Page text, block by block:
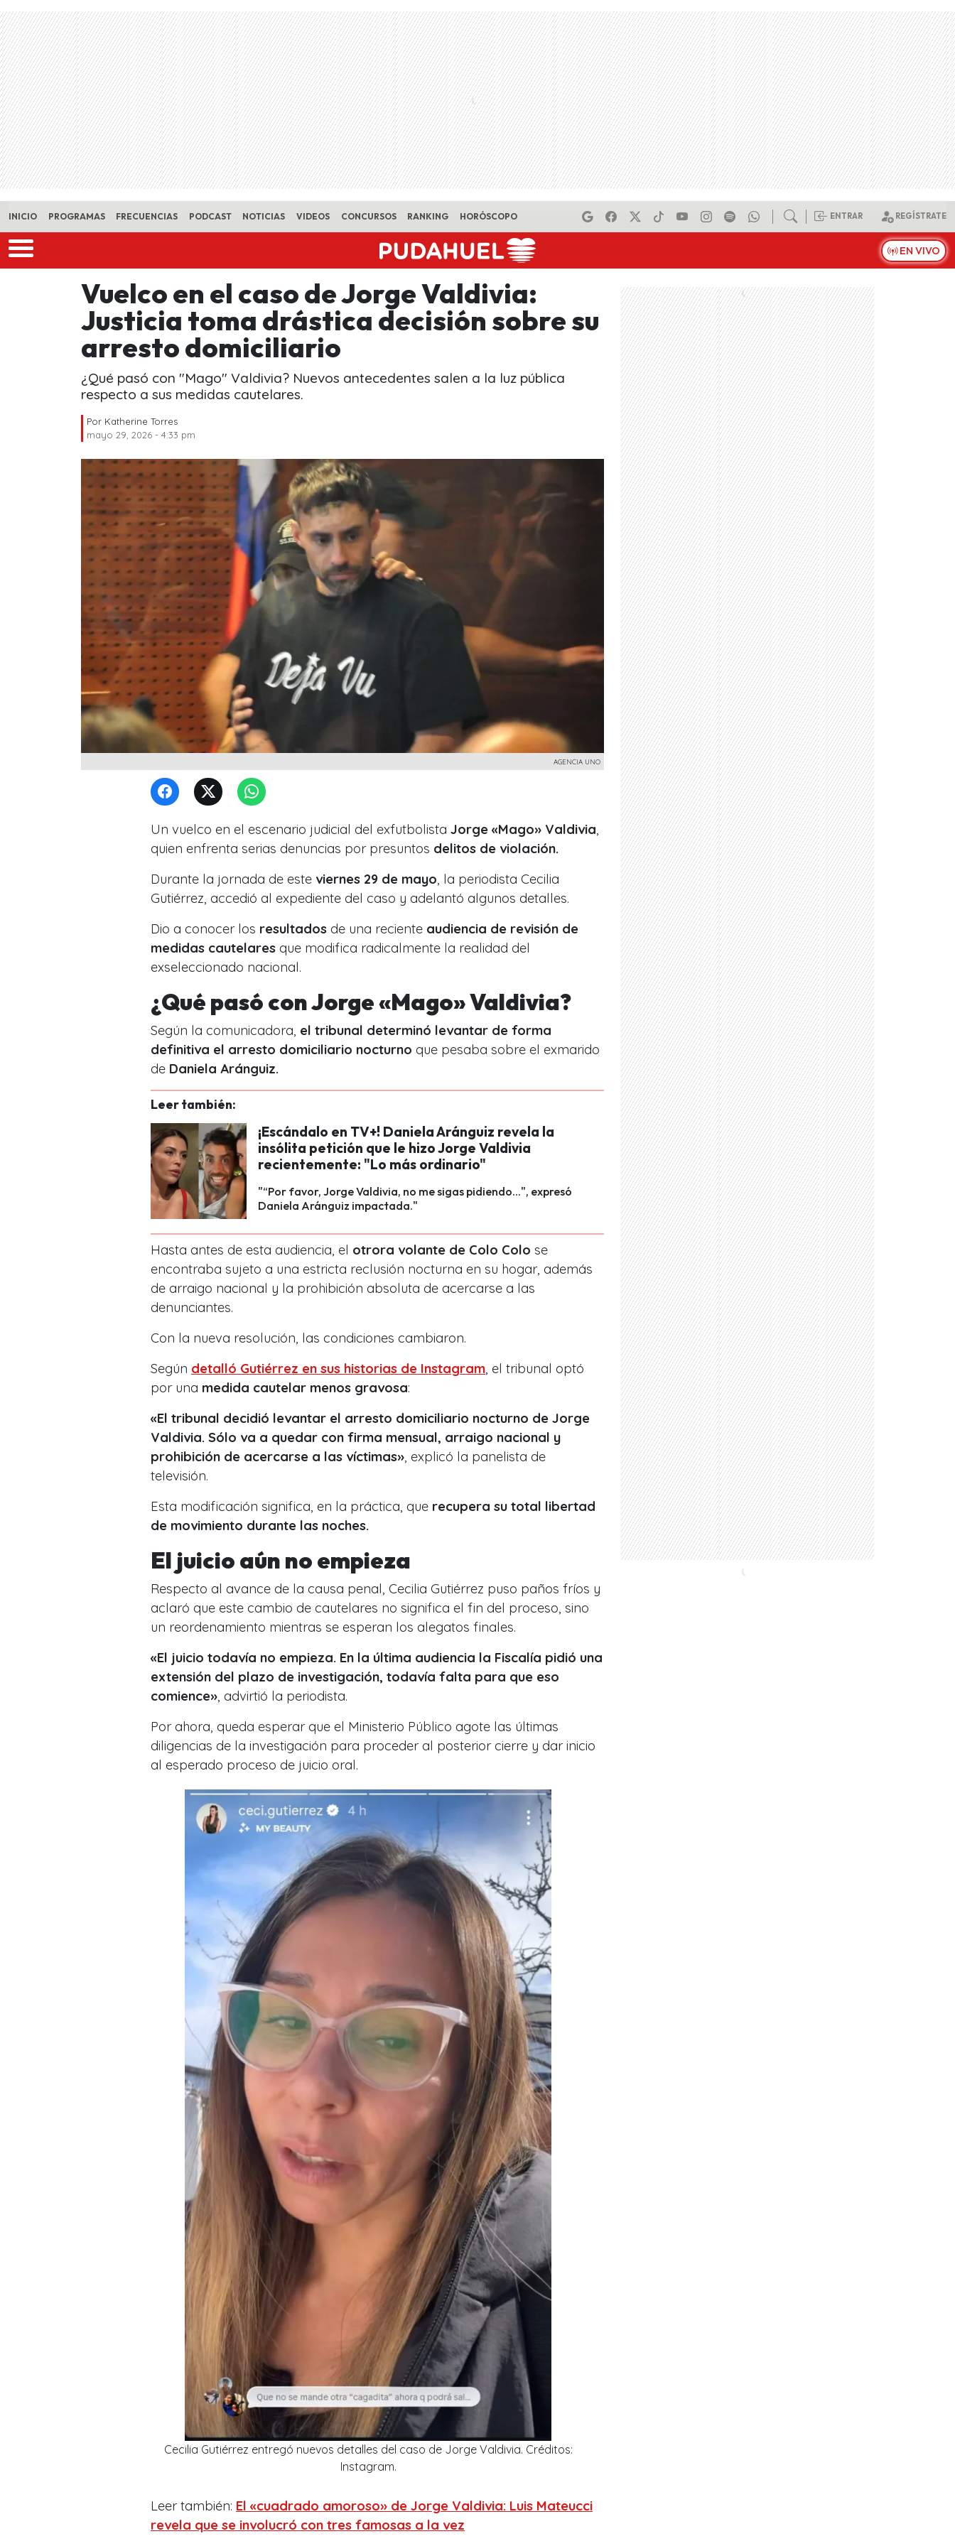
Skip to main content
INICIO PROGRAMAS FRECUENCIAS PODCAST NOTICIAS VIDEOS CONCURSOS RANKING HORÓSCOPO ENTRAR REGÍSTRATE
EN VIVO
Vuelco en el caso de Jorge Valdivia:
Justicia toma drástica decisión sobre su
arresto domiciliario
¿Qué pasó con "Mago" Valdivia? Nuevos antecedentes salen a la luz pública
respecto a sus medidas cautelares.
Por Katherine Torres
mayo 29, 2026 - 4:33 pm
AGENCIA UNO
Un vuelco en el escenario judicial del exfutbolista Jorge «Mago» Valdivia
quien enfrenta serias denuncias por presuntos delitos de violación.
Durante la jornada de este viernes 29 de mayo , la periodista Cecilia
Gutiérrez, accedió al expediente del caso y adelantó algunos detalles.
Dio a conocer los resultados de una reciente audiencia de revisión de
medidas cautelares que modifica radicalmente la realidad del
exseleccionado nacional.
¿Qué pasó con Jorge «Mago» Valdivia?
Según la comunicadora, el tribunal determinó levantar de forma
definitiva el arresto domiciliario nocturno que pesaba sobre el exmarido
de Daniela Aránguiz.
Leer también:
¡Escándalo en TV+! Daniela Aránguiz revela la
insólita petición que le hizo Jorge Valdivia
recientemente: "Lo más ordinario"
"“Por favor, Jorge Valdivia, no me sigas pidiendo...", expresó
Daniela Aránguiz impactada."
Hasta antes de esta audiencia, el otrora volante de Colo Colo se
encontraba sujeto a una estricta reclusión nocturna en su hogar, además
de arraigo nacional y la prohibición absoluta de acercarse a las
denunciantes.
Con la nueva resolución, las condiciones cambiaron.
Según detalló Gutiérrez en sus historias de Instagram , el tribunal optó
por una medida cautelar menos gravosa:
«El tribunal decidió levantar el arresto domiciliario nocturno de Jorge
Valdivia. Sólo va a quedar con firma mensual, arraigo nacional y
prohibición de acercarse a las víctimas» , explicó la panelista de
televisión.
Esta modificación significa, en la práctica, que recupera su total libertad
de movimiento durante las noches.
El juicio aún no empieza
Respecto al avance de la causa penal, Cecilia Gutiérrez puso paños fríos y
aclaró que este cambio de cautelares no significa el fin del proceso, sino
un reordenamiento mientras se esperan los alegatos finales.
«El juicio todavía no empieza. En la última audiencia la Fiscalía pidió una
extensión del plazo de investigación, todavía falta para que eso
comience» , advirtió la periodista.
Por ahora, queda esperar que el Ministerio Público agote las últimas
diligencias de la investigación para proceder al posterior cierre y dar inicio
al esperado proceso de juicio oral.
Cecilia Gutiérrez entregó nuevos detalles del caso de Jorge Valdivia. Créditos:
Instagram.
Leer también: El «cuadrado amoroso» de Jorge Valdivia: Luis Mateucci
revela que se involucró con tres famosas a la vez